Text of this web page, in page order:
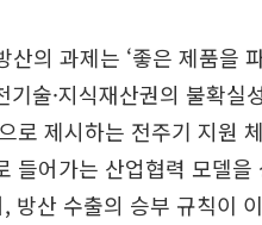
의 과제는 ‘좋은 제품을
술·지식재산권의 불확실
로 제시하는 전주기 지원
들어가는 산업협력 모델
산 수출의 승부 규칙이